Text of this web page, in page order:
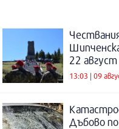
22 август
13:03 | 09
Дъбово